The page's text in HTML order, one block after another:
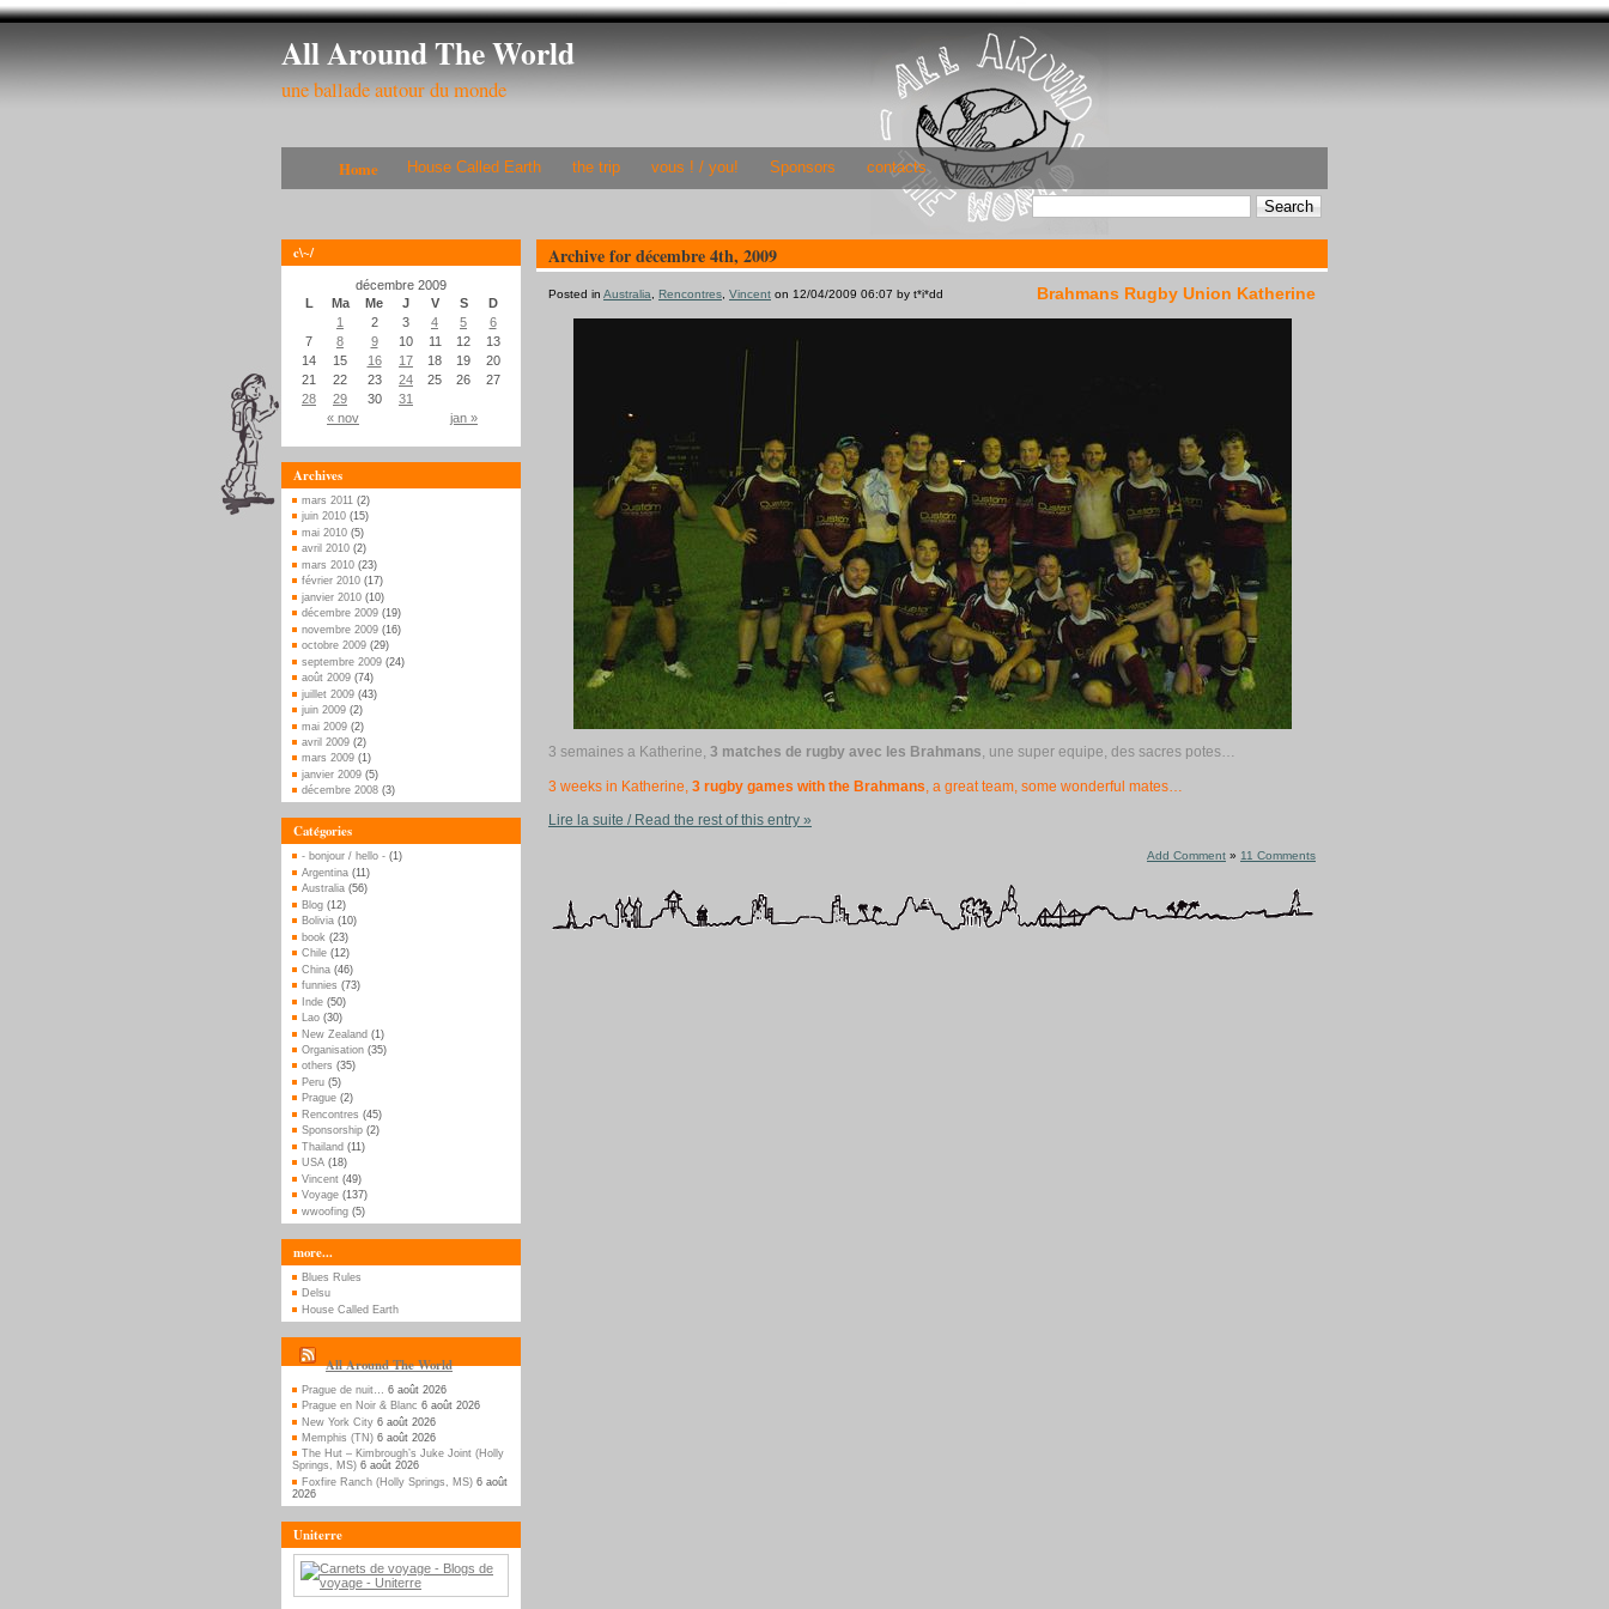
All Around The World
une ballade autour du monde
Home House Called Earth the trip vous ! / you! Sponsors contacts
c\~/
décembre 2009
L
Ma Me J V S D
« nov jan »
1 2 3 4 5
6
7
8 9 10 11 12
13
14
15 16 17 18 19
20
21
22 23 24 25 26
27
28
29 30 31
Archives
mars 2011 (2)
juin 2010 (15)
mai 2010 (5)
avril 2010 (2)
mars 2010 (23)
février 2010 (17)
janvier 2010 (10)
décembre 2009 (19)
novembre 2009 (16)
octobre 2009 (29)
septembre 2009 (24)
août 2009 (74)
juillet 2009 (43)
juin 2009 (2)
mai 2009 (2)
avril 2009 (2)
mars 2009 (1)
janvier 2009 (5)
décembre 2008 (3)
Catégories
- bonjour / hello - (1)
Argentina (11)
Australia (56)
Blog (12)
Bolivia (10)
book (23)
Chile (12)
China (46)
funnies (73)
Inde (50)
Lao (30)
New Zealand (1)
Organisation (35)
others (35)
Peru (5)
Prague (2)
Rencontres (45)
Sponsorship (2)
Thailand (11)
USA (18)
Vincent (49)
Voyage (137)
wwoofing (5)
more...
Blues Rules
Delsu
House Called Earth
All Around The World
Prague de nuit…
6 août 2026
Prague en Noir & Blanc 6 août 2026
New York City 6 août 2026
Memphis (TN) 6 août 2026
The Hut – Kimbrough’s Juke Joint (Holly
Springs, MS) 6 août 2026
Foxfire Ranch (Holly Springs, MS) 6 août
2026
Uniterre
Archive for décembre 4th, 2009
Brahmans Rugby Union Katherine
Posted in Australia Rencontres Vincent on 12/04/2009 06:07 by t*i*dd
3 semaines a Katherine, 3 matches de rugby avec les Brahmans , une super equipe, des sacres potes…
3 weeks in Katherine, 3 rugby games with the Brahmans , a great team, some wonderful mates…
Lire la suite / Read the rest of this entry »
Add Comment » 11 Comments